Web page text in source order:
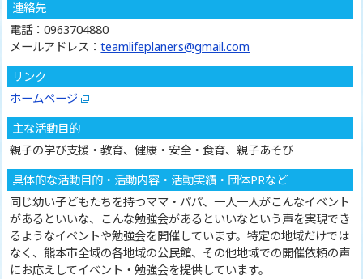
連絡先
電話：0963704880
メールアドレス：teamlifeplaners@gmail.com
リンク
ホームページ
主な活動目的
親子の学び支援・教育、健康・安全・食育、親子あそび
具体的な活動目的・活動内容・活動実績・団体PRなど
同じ幼い子どもたちを持つママ・パパ、一人一人がこんなイベント
があるといいな、こんな勉強会があるといいなという声を実現でき
るようなイベントや勉強会を開催しています。特定の地域だけでは
なく、熊本市全域の各地域の公民館、その他地域での開催依頼の声
にお応えしてイベント・勉強会を提供しています。